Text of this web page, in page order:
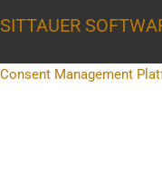
SITTAUER
Consent Management